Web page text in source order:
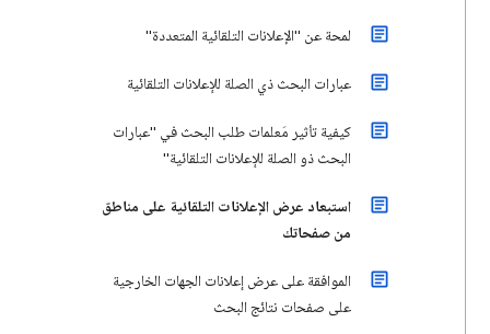
لمحة عن "الإعلانات التلقائية المتعددة"
عبارات البحث ذي الصلة للإعلانات التلقائية
كيفية تأثير مَعلمات طلب البحث في "عبارات
البحث ذو الصلة للإعلانات التلقائية"
استبعاد عرض الإعلانات التلقائية على مناطق
من صفحاتك
الموافقة على عرض إعلانات الجهات الخارجية
على صفحات نتائج البحث